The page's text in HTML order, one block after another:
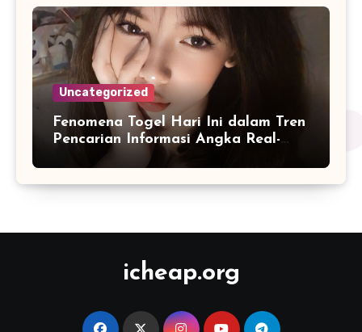
Uncategorized
Fenomena Togel Hari Ini dalam Tren
Pencarian Informasi Angka Real-
icheap.org